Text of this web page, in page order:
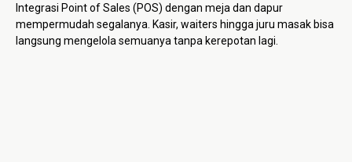
Integrasi Point of Sales (POS) dengan meja dan dapur
mempermudah segalanya. Kasir, waiters hingga juru masak bisa
langsung mengelola semuanya tanpa kerepotan lagi.